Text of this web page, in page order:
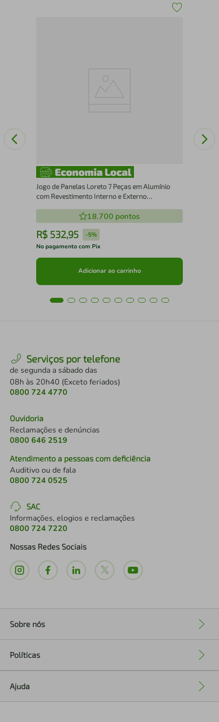
Jogo de Panelas Loreto 7 Peças em Alumínio
com Revestimento Interno e Externo
18.700 pontos
R$ 532,95 -5%
No pagamento com Pix
Adicionar ao carrinho
Serviços por telefone
de segunda a sábado das
08h às 20h40 (Exceto feriados)
0800 724 4770
Ouvidoria
Reclamações e denúncias
0800 646 2519
Atendimento a pessoas com deficiência
Auditivo ou de fala
0800 724 0525
SAC
Informações, elogios e reclamações
0800 724 7220
Nossas Redes Sociais
Sobre nós
Políticas
Ajuda